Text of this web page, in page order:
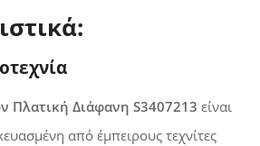
Πλατική Διάφανη S3407213 είναι
από έμπειρους τεχνίτες